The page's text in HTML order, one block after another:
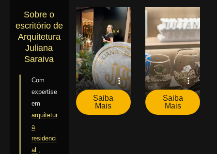
Sobre o
escritório de
Arquitetura
Juliana
Saraiva
Com
expertise
em
arquitetur
a
residenci
al
Saiba
Mais
Saiba
Mais